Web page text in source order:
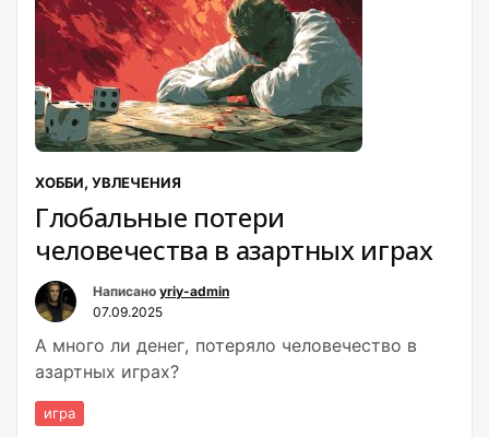
ХОББИ, УВЛЕЧЕНИЯ
Глобальные потери
человечества в азартных играх
Написано yriy-admin
07.09.2025
А много ли денег, потеряло человечество в
азартных играх?
игра